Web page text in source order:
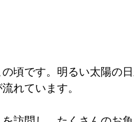
頃です。明るい太陽の
れています。